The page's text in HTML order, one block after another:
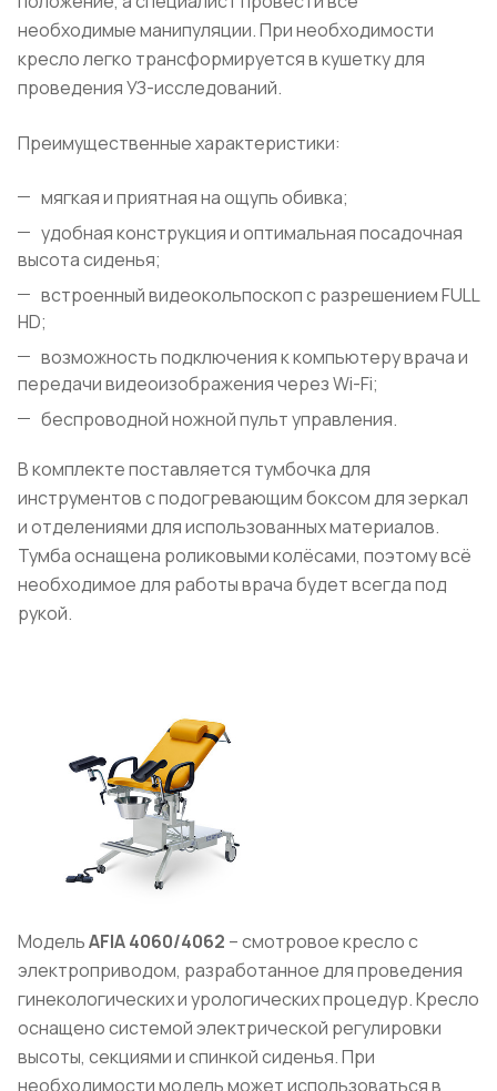
необходимые манипуляции. При необходимости
кресло легко трансформируется в кушетку для
проведения УЗ-исследований.
Преимущественные характеристики:
мягкая и приятная на ощупь обивка;
удобная конструкция и оптимальная посадочная
высота сиденья;
встроенный видеокольпоскоп с разрешением FULL
HD;
возможность подключения к компьютеру врача и
передачи видеоизображения через Wi-Fi;
беспроводной ножной пульт управления.
В комплекте поставляется тумбочка для
инструментов с подогревающим боксом для зеркал
и отделениями для использованных материалов.
Тумба оснащена роликовыми колёсами, поэтому всё
необходимое для работы врача будет всегда под
рукой.
МодельAFIA4060/4062 – смотровое кресло с
электроприводом, разработанное для проведения
гинекологических и урологических процедур. Кресло
оснащено системой электрической регулировки
высоты, секциями и спинкой сиденья. При
необходимости модель может использоваться в